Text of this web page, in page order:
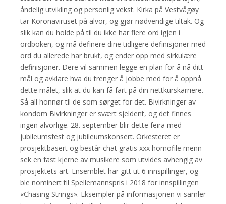
åndelig utvikling og personlig vekst. Kirka på Vestvågøy
tar Koronaviruset på alvor, og gjør nødvendige tiltak. Og
slik kan du holde på til du ikke har flere ord igjen i
ordboken, og må definere dine tidligere definisjoner med
ord du allerede har brukt, og ender opp med sirkulære
definisjoner. Dere vil sammen legge en plan for å nå ditt
mål og avklare hva du trenger å jobbe med for å oppnå
dette målet, slik at du kan få fart på din nettkurskarriere.
Så all honnør til de som sørget for det. Bivirkninger av
kondom Bivirkninger er svært sjeldent, og det finnes
ingen alvorlige. 28. september blir dette feira med
jubileumsfest og jubileumskonsert. Orkesteret er
prosjektbasert og består chat gratis xxx homofile menn
sek en fast kjerne av musikere som utvides avhengig av
prosjektets art. Ensemblet har gitt ut 6 innspillinger, og
ble nominert til Spellemannspris i 2018 for innspillingen
«Chasing Strings». Eksempler på informasjonen vi samler